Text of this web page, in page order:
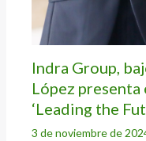
Indra Group,
López presenta
‘Leading the
3 de noviembre de